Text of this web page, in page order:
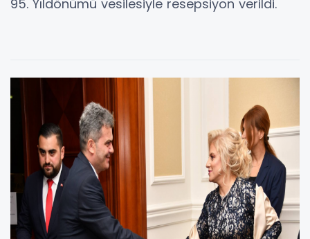
95. Yıldönümü vesilesiyle resepsiyon verildi.